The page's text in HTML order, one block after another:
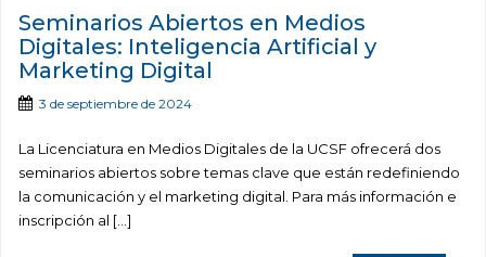
Seminarios Abiertos en Medios
Digitales: Inteligencia Artificial y
Marketing Digital
3 de septiembre de 2024
La Licenciatura en Medios Digitales de la UCSF ofrecerá dos
seminarios abiertos sobre temas clave que están redefiniendo
la comunicación y el marketing digital. Para más información e
inscripción al […]